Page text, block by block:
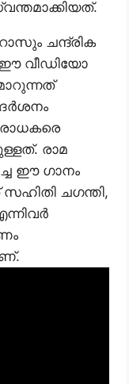
ചന്ദ്രിക
ഈ വീഡിയോ
രാമ
ഈ ഗാനം
സഹിതി ചഗന്തി,